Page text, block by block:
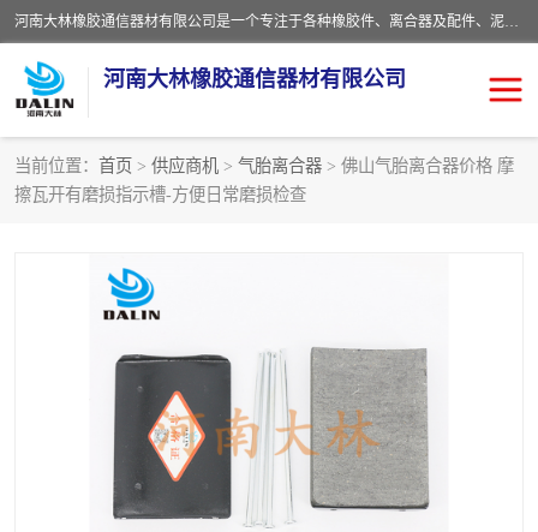
河南大林橡胶通信器材有限公司是一个专注于各种橡胶件、离合器及配件、泥浆泵及配件等产品设计制造和加工的企业。产品应用于矿山、冶金、石油、钢铁、化工、水泥、船舶、造纸、通用机械等各种大功率机械传动或制动装置。
河南大林橡胶通信器材有限公司
当前位置： 首页 > 供应商机 > 气胎离合器 > 佛山气胎离合器价格 摩
擦瓦开有磨损指示槽-方便日常磨损检查
推盘离合器 通风离合器
VC离合器
PO隔膜离合器
泥浆泵空气包胶囊 气动元件
DY隔膜式离合器 CB离合器
KB离合器 实芯轮胎